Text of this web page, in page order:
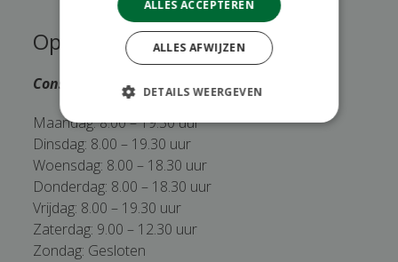
Openingstijden
Consulten uitsluitend op afspraak.
Maandag: 8.00 – 19.30 uur
Dinsdag: 8.00 – 19.30 uur
Woensdag: 8.00 – 18.30 uur
Donderdag: 8.00 – 18.30 uur
Vrijdag: 8.00 – 19.30 uur
Zaterdag: 9.00 – 12.30 uur
Zondag: Gesloten
ALLES ACCEPTEREN
ALLES AFWIJZEN
DETAILS WEERGEVEN